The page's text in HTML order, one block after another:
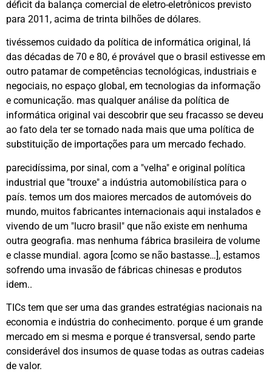
déficit da balança comercial de eletro-eletrônicos previsto
para 2011, acima de trinta bilhões de dólares.
tivéssemos cuidado da política de informática original, lá
das décadas de 70 e 80, é provável que o brasil estivesse em
outro patamar de competências tecnológicas, industriais e
negociais, no espaço global, em tecnologias da informação
e comunicação. mas qualquer análise da política de
informática original vai descobrir que seu fracasso se deveu
ao fato dela ter se tornado nada mais que uma política de
substituição de importações para um mercado fechado.
parecidíssima, por sinal, com a "velha" e original política
industrial que "trouxe" a indústria automobilística para o
país. temos um dos maiores mercados de automóveis do
mundo, muitos fabricantes internacionais aqui instalados e
vivendo de um "lucro brasil" que não existe em nenhuma
outra geografia. mas nenhuma fábrica brasileira de volume
e classe mundial. agora [como se não bastasse…], estamos
sofrendo uma invasão de fábricas chinesas e produtos
idem..
TICs tem que ser uma das grandes estratégias nacionais na
economia e indústria do conhecimento. porque é um grande
mercado em si mesma e porque é transversal, sendo parte
considerável dos insumos de quase todas as outras cadeias
de valor.